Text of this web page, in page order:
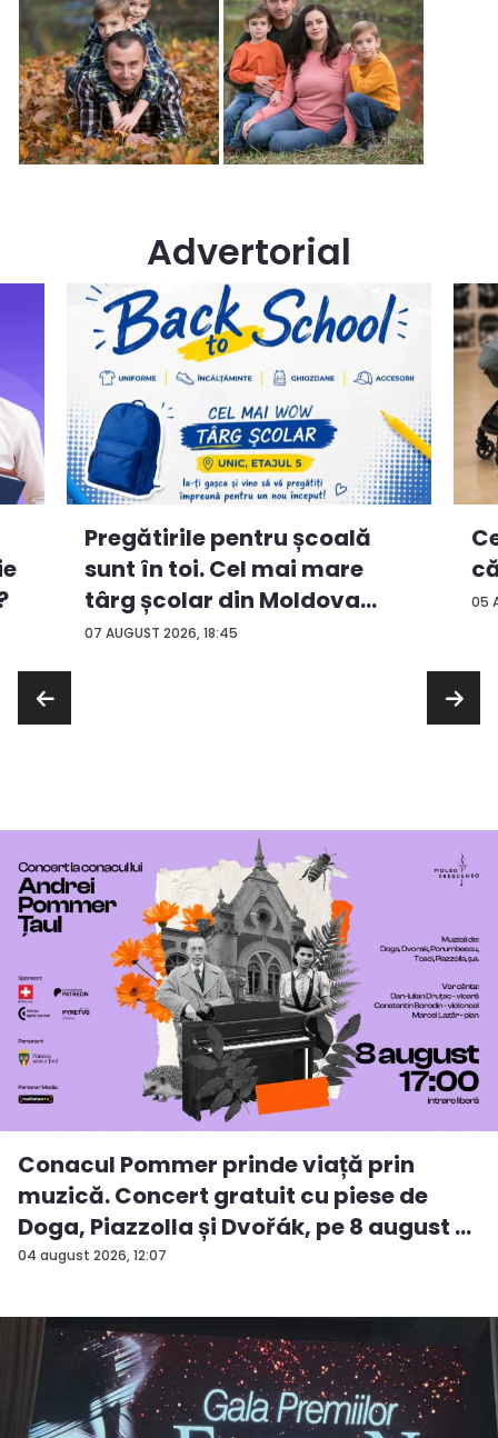
Advertorial
07 AUGUST 2026, 18:45
Pregătirile pentru școală
sunt în toi. Cel mai mare
târg școlar din Moldova
con...
05
04 august 2026, 12:07
Conacul Pommer prinde viață prin
muzică. Concert gratuit cu piese de
Doga, Piazzolla și Dvořák, pe 8 august ...